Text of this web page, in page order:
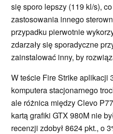
się sporo lepszy (119 kl/s),
zastosowania innego
przypadku pierwotnie
zdarzały się sporadyczne
zainstalować inny, by
W teście Fire Strike aplikacji
komputera stacjonarnego
ale różnica między Clevo
kartą grafiki GTX 980M nie
recenzji zdobył 8624 pkt., o